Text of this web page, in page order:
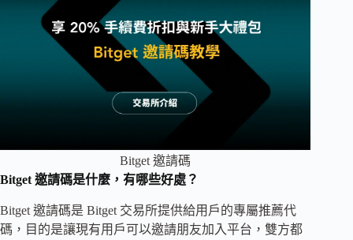
Bitget 邀請碼
Bitget 邀請碼是什麼，有哪些好處？
Bitget 邀請碼是 Bitget 交易所提供給用戶的專屬推薦代
碼，目的是讓現有用戶可以邀請朋友加入平台，雙方都